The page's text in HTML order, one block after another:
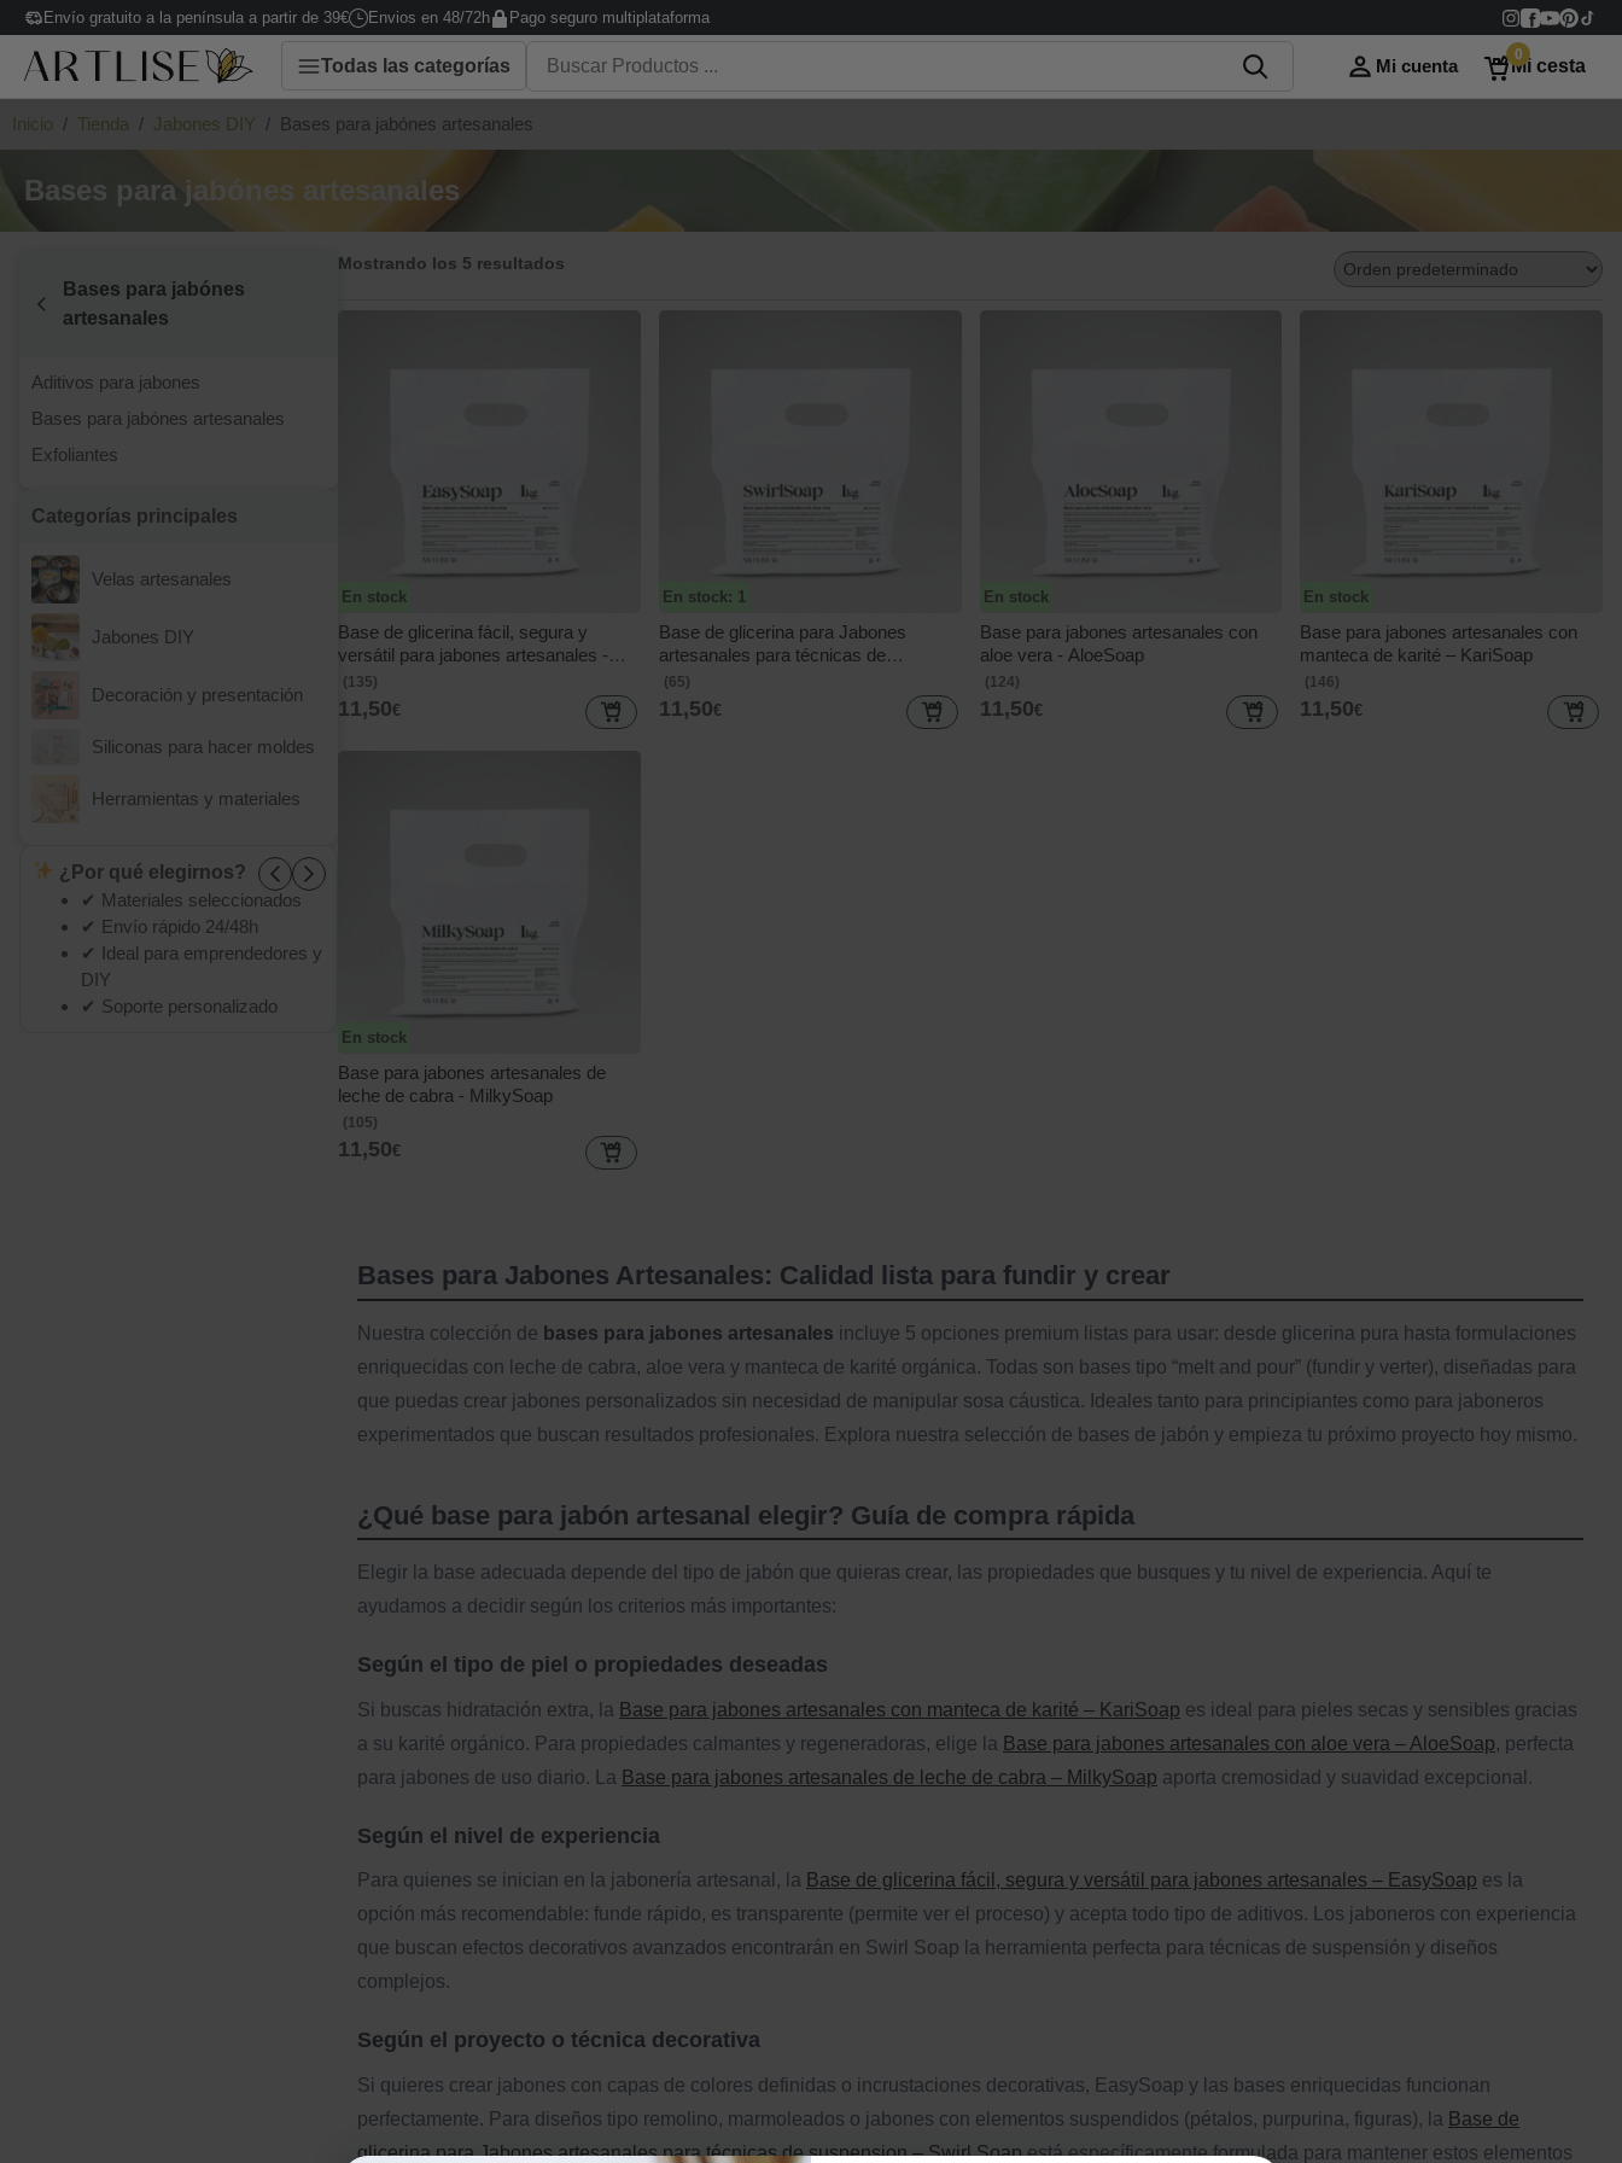
Envío gratuito a la península a partir de 39€ Envios en 48/72h Pago seguro multiplataforma
Todas las categorías Mi cuenta Mi cesta
0
Inicio / Tienda / Jabones DIY / Bases para jabónes artesanales
Bases para jabónes artesanales
Bases para jabónes
artesanales
Aditivos para jabones
Bases para jabónes artesanales
Exfoliantes
Categorías principales
Velas artesanales
Jabones DIY
Decoración y presentación
Siliconas para hacer moldes
Herramientas y materiales
¿Por qué elegirnos?
✔ Materiales seleccionados
✔ Envío rápido 24/48h
✔ Ideal para emprendedores y
DIY
✔ Soporte personalizado
con el código: bienvenida10
Mostrando los 5 resultados
En stock
Base de glicerina fácil, segura y
versátil para jabones artesanales -
EasySoap
(135)
11,50€
En stock: 1
Base de glicerina para Jabones
artesanales para técnicas de
suspension - Swirl Soap
(65)
11,50€
En stock
Base para jabones artesanales con
aloe vera - AloeSoap
(124)
11,50€
En stock
Base para jabones artesanales con
manteca de karité – KariSoap
(146)
11,50€
En stock
Base para jabones artesanales de
leche de cabra - MilkySoap
(105)
11,50€
Bases para Jabones Artesanales: Calidad lista para fundir y crear
Nuestra colección de bases para jabones artesanales incluye 5 opciones premium listas para usar: desde glicerina pura hasta formulaciones
enriquecidas con leche de cabra, aloe vera y manteca de karité orgánica. Todas son bases tipo “melt and pour” (fundir y verter), diseñadas para
que puedas crear jabones personalizados sin necesidad de manipular sosa cáustica. Ideales tanto para principiantes como para jaboneros
experimentados que buscan resultados profesionales. Explora nuestra selección de bases de jabón y empieza tu próximo proyecto hoy mismo.
¿Qué base para jabón artesanal elegir? Guía de compra rápida
Elegir la base adecuada depende del tipo de jabón que quieras crear, las propiedades que busques y tu nivel de experiencia. Aquí te
ayudamos a decidir según los criterios más importantes:
Según el tipo de piel o propiedades deseadas
Si buscas hidratación extra, la Base para jabones artesanales con manteca de karité – KariSoap es ideal para pieles secas y sensibles gracias
a su karité orgánico. Para propiedades calmantes y regeneradoras, elige la Base para jabones artesanales con aloe vera – AloeSoap, perfecta
para jabones de uso diario. La Base para jabones artesanales de leche de cabra – MilkySoap aporta cremosidad y suavidad excepcional.
Según el nivel de experiencia
Para quienes se inician en la jabonería artesanal, la Base de glicerina fácil, segura y versátil para jabones artesanales – EasySoap es la
opción más recomendable: funde rápido, es transparente (permite ver el proceso) y acepta todo tipo de aditivos. Los jaboneros con experiencia
que buscan efectos decorativos avanzados encontrarán en Swirl Soap la herramienta perfecta para técnicas de suspensión y diseños
complejos.
Según el proyecto o técnica decorativa
Si quieres crear jabones con capas de colores definidas o incrustaciones decorativas, EasySoap y las bases enriquecidas funcionan
perfectamente. Para diseños tipo remolino, marmoleados o jabones con elementos suspendidos (pétalos, purpurina, figuras), la Base de
glicerina para Jabones artesanales para técnicas de suspension – Swirl Soapestá específicamente formulada para mantener estos elementos